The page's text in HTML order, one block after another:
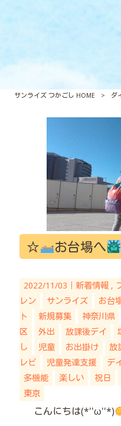
サンライズ つかごし HOME > ダ
☆ お台場へ
2022/11/03｜ 新着情報
レン
サンライズ お台
ト
新規募集 神奈川県
区
外出 放課後デイ
し
児童 お出掛け 放
レビ
児童発達支援 デ
多機能
楽しい 祝日
東京
こんにちは(*''ω''*)